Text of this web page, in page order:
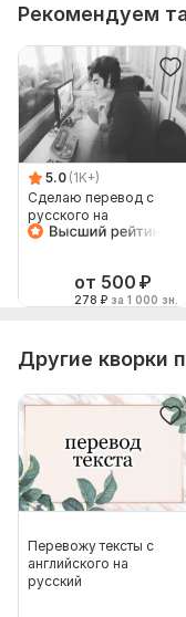
Рекомендуем
5.0 (1K+)
Сделаю перевод с
русского на
английский и
от 500 ₽
278 ₽ за 1 000 зн.
Другие кворки
Перевожу тексты с
английского на
русский